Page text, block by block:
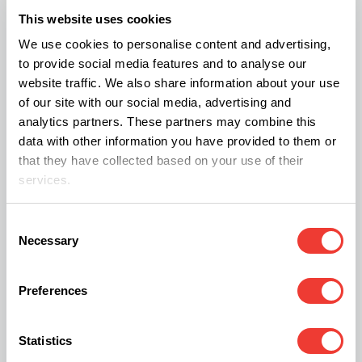
This website uses cookies
We use cookies to personalise content and advertising,
to provide social media features and to analyse our
website traffic. We also share information about your use
of our site with our social media, advertising and
analytics partners. These partners may combine this
data with other information you have provided to them or
that they have collected based on your use of their
services.
Selection
Necessary
Preferences
Statistics
Kräuterverdampfer
Kräutervaporizer sind Geräte für Menschen, die
natürliche Kräuter anstelle von Tabak verwenden
möchten. Diese Geräte erhitzen trockene Kräuter,
um die Wirkstoffe als Dampf freizusetzen, ohne
dabei Verbrennungstemperaturen zu erreichen.
Viele verwenden Verdampfer mit Kräutern wie
verschiedene Düfte und Geschmacksrichtungen
Kräuterverdampfer sind besonders attraktiv für
Menschen, die ein entspannendes Erlebnis ohne